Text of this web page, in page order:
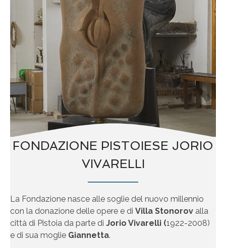
FONDAZIONE PISTOIESE JORIO
VIVARELLI
La Fondazione nasce alle soglie del nuovo millennio
con la donazione delle opere e di Villa Stonorov alla
città di Pistoia da parte di Jorio Vivarelli (1922-2008)
e di sua moglie Giannetta.